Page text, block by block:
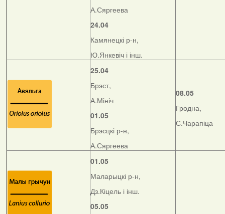
А.Сяргеева
24.04
Камянецкі р-н,
Ю.Янкевіч і інш.
25.04
Брэст,
А.Мініч
01.05
Брэсцкі р-н,
А.Сяргеева
08.05
Гродна,
С.Чарапіца
01.05
Маларыцкі р-н,
Дз.Кіцель і інш.
05.05